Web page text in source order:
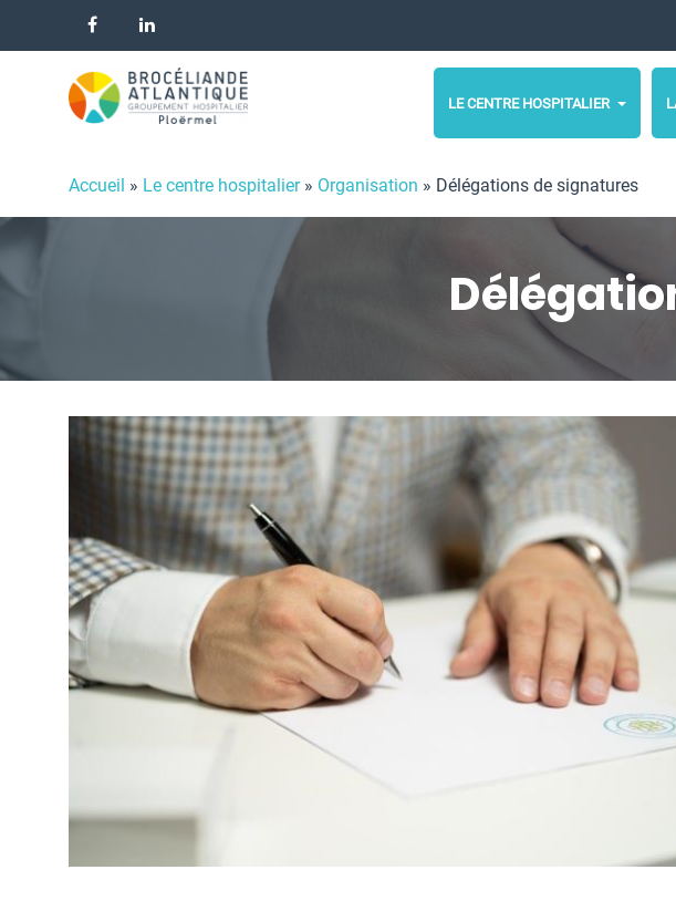
LE CENTRE HOSPITALIER
Accueil » Le centre hospitalier» Organisation » Délégations de signatures
Panneau de gestion des cookies